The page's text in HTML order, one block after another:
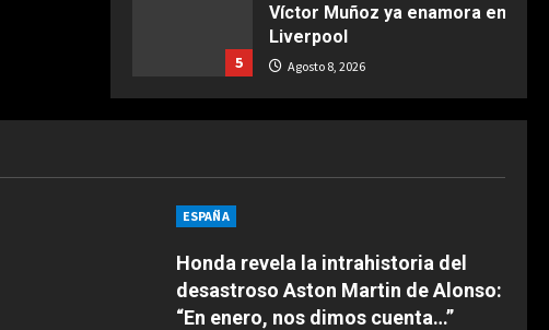
5
COCINA
Ternera guisada con
senderuelas
5
Víctor Muñoz ya enamora en
Liverpool
Agosto 8, 2026
1
Agosto 8, 2026
DEPORTES
1-3: El Juárez, el único
mexicano que da la cara
ESPAÑA
Honda revela la intrahistoria del
desastroso Aston Martin de Alonso:
“En enero, nos dimos cuenta…”